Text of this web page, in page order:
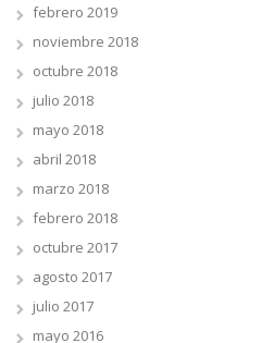
febrero 2019
noviembre 2018
octubre 2018
julio 2018
mayo 2018
abril 2018
marzo 2018
febrero 2018
octubre 2017
agosto 2017
julio 2017
mayo 2016